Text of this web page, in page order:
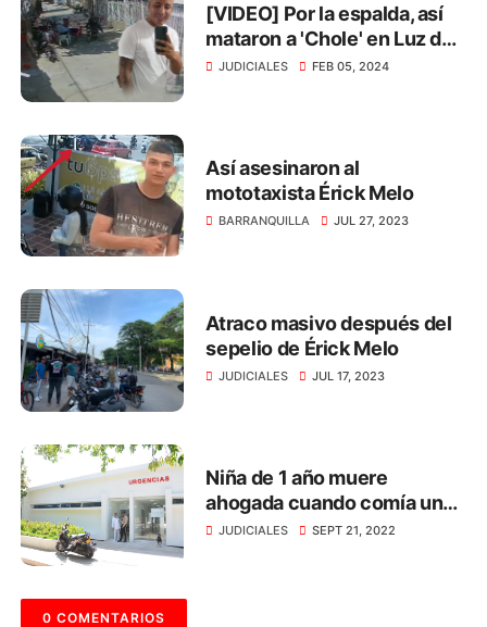
[VIDEO] Por la espalda, así
mataron a 'Chole' en Luz del
Mundo
JUDICIALES FEB 05, 2024
Así asesinaron al
mototaxista Érick Melo
BARRANQUILLA JUL 27, 2023
Atraco masivo después del
sepelio de Érick Melo
JUDICIALES JUL 17, 2023
Niña de 1 año muere
ahogada cuando comía un
dulce, en Santa Marta
JUDICIALES SEPT 21, 2022
0 COMENTARIOS